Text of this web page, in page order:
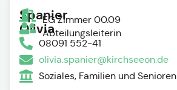
Spanier
Olivia
EG Zimmer 00.09
Abteilungsleiterin
08091 552-41
olivia.spanier@kirchseeon.de
Soziales, Familien und Senioren